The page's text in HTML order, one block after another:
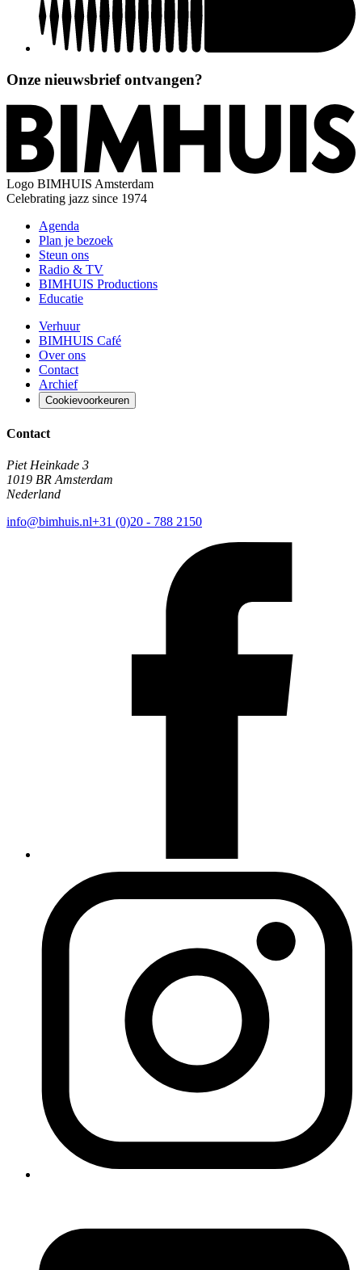
Onze nieuwsbrief ontvangen?
Logo BIMHUIS Amsterdam
Celebrating jazz since 1974
Agenda
Plan je bezoek
Steun ons
Radio & TV
BIMHUIS Productions
Educatie
Verhuur
BIMHUIS Café
Over ons
Contact
Archief
Cookievoorkeuren
Contact
Piet Heinkade 3
1019 BR Amsterdam
Nederland
info@bimhuis.nl+31 (0)20 - 788 2150